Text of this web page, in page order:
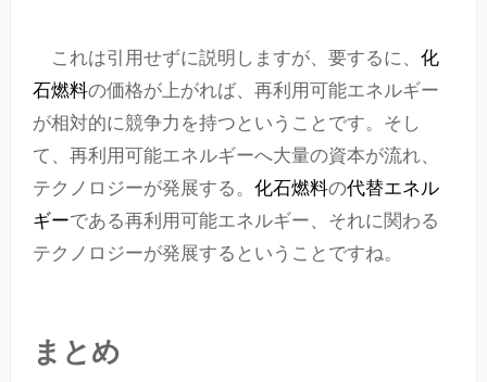
これは引用せずに説明しますが、要するに、 化
石燃料の価格が上がれば、再利用可能エネルギー
が相対的に競争力を持つということです。そし
て、再利用可能エネルギーへ大量の資本が流れ、
テクノロジーが発展する。 化石燃料の代替エネル
ギーである再利用可能エネルギー、それに関わる
テクノロジーが発展するということですね。
まとめ